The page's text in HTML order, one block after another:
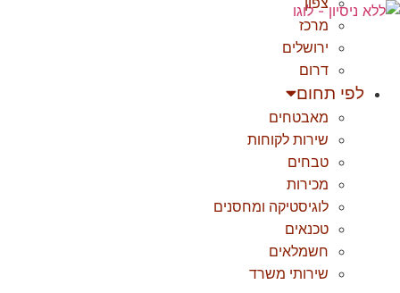
צפון
מרכז
ירושלים
דרום
לפי תחום
מאבטחים
שירות לקוחות
טבחים
מכירות
לוגיסטיקה ומחסנים
טכנאים
חשמלאים
שירותי משרד